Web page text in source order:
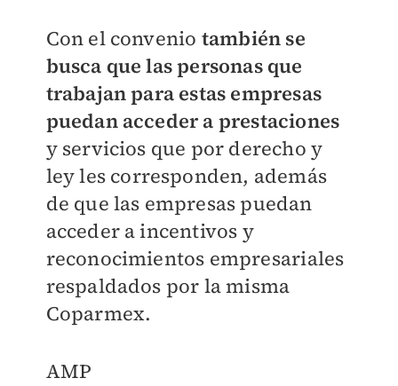
Con el convenio también se
busca que las personas que
trabajan para estas empresas
puedan acceder a prestaciones
y servicios que por derecho y
ley les corresponden, además
de que las empresas puedan
acceder a incentivos y
reconocimientos empresariales
respaldados por la misma
Coparmex.
AMP